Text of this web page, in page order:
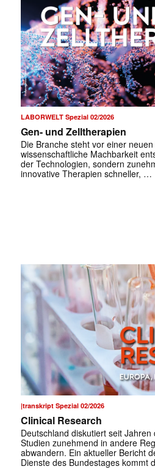
LABORWELT Spezial 02/2026
Gen- und Zelltherapien
Die Branche steht vor einer
wissenschaftliche Machbarkeit
der Technologien, sondern
innovative Therapien schneller, …
|transkript Spezial 02/2026
Clinical Research
Deutschland diskutiert seit
Studien zunehmend in andere
abwandern. Ein aktueller Bericht
Dienste des Bundestages kommt